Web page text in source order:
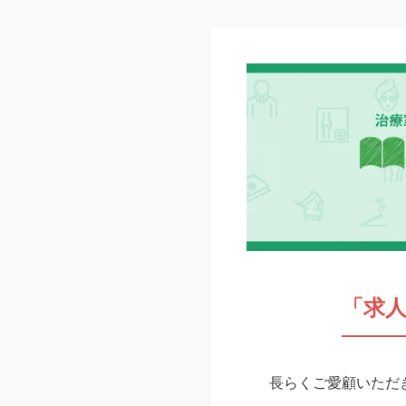
「求
長らくご愛顧いた